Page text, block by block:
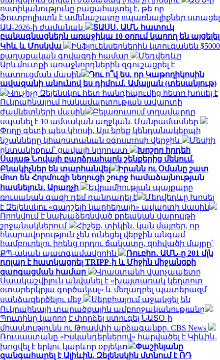
ոստիկանությունը բացահայտել է, թե որ
ֆուտբոլիստն է ամենաշատը uպառնալիքներ ստացել
ԱԱ-2026-ի ժամանակ
ՏԱՍՍ․ ԱՄՆ հատուկ
բանագնացներն առաջիկա 10 օրում կարող են այցելել
Կիև և Մոսկվա
Ինֆլուենսերներին կտուգանեն $5000
քաղաքական գովազդի համար
Մեդվեդևը
Արևմուտքի առաջնորդներին զգուշացրել է
հատուցման մասին
Դու ո՞վ ես, որ Կաթողիկոսին
ավազանի անունով ես դիմում․ Ամալյան (տեսանյութ)
Վուչիչը Զելենսկու հետ հանդիպումից հետո խոսել է
Ուկրաինայում հակամարտության ավարտի
ժամկետների մասին
Բելառուսում տղամարդը
սպանել է 10 ամսական աղջկան. Մանրամասներ
Փողը գետի պես կհոսի. Այս երեք կենդանակերպի
նշանները կհարստանան օգոստոսի վերջին
Մեսիի
ընտանիքում՝ ցավալի կորուստ
Խոշոր հրդեհ
Սայաթ Նովայի բարձրահարկ շենքերից մեկում.
Բնակիչներ են տարհանվել
Իրանն ու Օմանը շատ
մոտ են Հորմուզի նեղուցի շուրջ համաձայնության
հասնելուն․ Արաղչի
Եվրամիության պայքարը
ռուսական գազի դեմ դանդաղել է
Մեդվեդևը խոսել
է Զելենսկու «գարշելի կարիերայի» ավարտի մասին
Որոնվում է նախաձեռնված քրեական վարույթի
շրջանակներում
Հիշեք, տիկին․ կան մայրեր, որ
հնարավորություն չեն ունեցել վերջին անգամ
համբուրելու իրենց որդու ճակատը. զոհվածի մայրը՝
ՔՊ-ական պատգամավորին
Ռուբիո․ ԱՄՆ-ը 201 մլն
դոլար է հատկացրել TRIPP-ի և Միջին միջանցքի
զարգացման համար
Վրաստանի վարչապետը
Սաակաշվիլուն անվանել է «խայտառակ կեղտոտ
օտարերկրյա գործակալ» և մեղադրել պատերազմ
սանձազերծելու մեջ
Սերբիայում աջակցել են
Ուկրաինայի տարածքային ամբողջականությանը
Պուտինը կարող է փորձել ստուգել ՆԱՏՕ-ի
միասնությունն ու Թրամփի արձագանքը. CBS News
Ռուսաստանը «Իսկանդերներով» հարվածել է Կիևին․
խոցվել է երկու կարևոր օբյեկտ
Փաշինյանը
զանգահարել է Ալիևին. Զելենսկին մտնում է ՌԴ